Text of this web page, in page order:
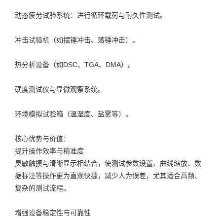
动态疲劳试验系统：进行循环载荷与耐久性测试。
冲击试验机（如摆锤冲击、落锤冲击）。
热分析设备（如DSC、TGA、DMA）。
硬度测试仪与显微观察系统。
环境模拟试验箱（温湿度、盐雾等）。
核心优势与价值：
提升操作效率与精准度
灵敏触摸与清晰显示相结合，使测试参数设置、曲线缩放、数
据标注等操作更为直观快捷，减少人为误差，尤其适合高频、
复杂的测试流程。
增强设备稳定性与可靠性